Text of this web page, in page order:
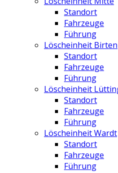
Standort
Fahrzeuge
Führung
Löscheinheit Birten
Standort
Fahrzeuge
Führung
Löscheinheit
Standort
Fahrzeuge
Führung
Löscheinheit Wardt
Standort
Fahrzeuge
Führung